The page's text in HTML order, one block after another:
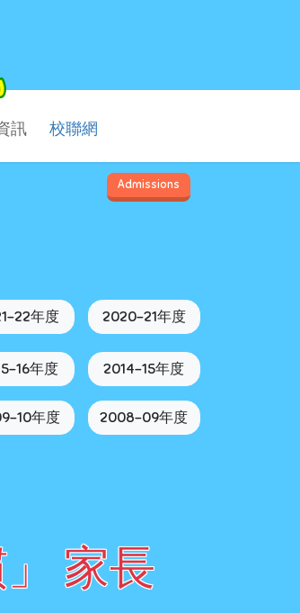
訊 校聯網
Admissions
22年度 2020-21年度
16年度 2014-15年度
10年度 2008-09年度
家長